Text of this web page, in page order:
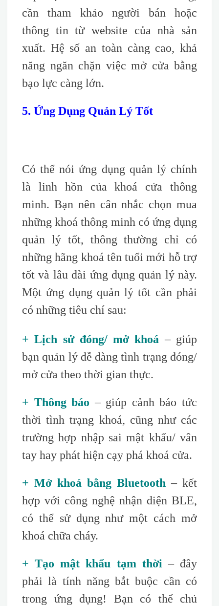
cần tham khảo người bán hoặc
thông tin từ website của nhà sản
xuất. Hệ số an toàn càng cao, khả
năng ngăn chặn việc mở cửa bằng
bạo lực càng lớn.
5. Ứng Dụng Quản Lý Tốt
Có thể nói ứng dụng quản lý chính
là linh hồn của khoá cửa thông
minh. Bạn nên cân nhắc chọn mua
những khoá thông minh có ứng dụng
quản lý tốt, thông thường chỉ có
những hãng khoá tên tuổi mới hỗ trợ
tốt và lâu dài ứng dụng quản lý này.
Một ứng dụng quản lý tốt cần phải
có những tiêu chí sau:
+ Lịch sử đóng/ mở khoá – giúp
bạn quản lý dễ dàng tình trạng đóng/
mở cửa theo thời gian thực.
+ Thông báo – giúp cảnh báo tức
thời tình trạng khoá, cũng như các
trường hợp nhập sai mật khẩu/ vân
tay hay phát hiện cạy phá khoá cửa.
+ Mở khoá bằng Bluetooth – kết
hợp với công nghệ nhận diện BLE,
có thể sử dụng như một cách mở
khoá chữa cháy.
+ Tạo mật khẩu tạm thời – đây
phải là tính năng bắt buộc cần có
trong ứng dụng! Bạn có thể chủ